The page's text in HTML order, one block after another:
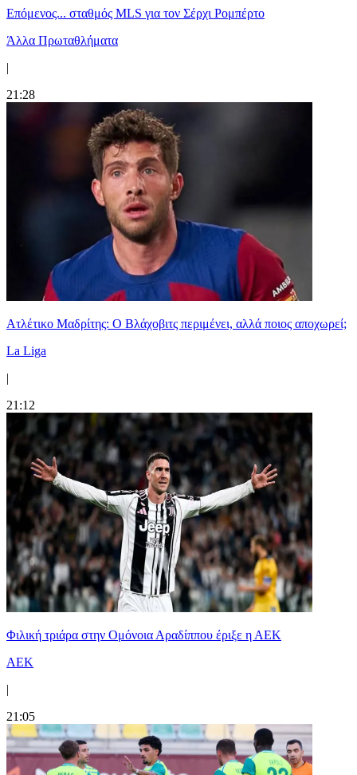
Επόμενος... σταθμός MLS για τον Σέρχι Ρομπέρτο
Άλλα Πρωταθλήματα
|
21:28
Ατλέτικο Μαδρίτης: Ο Βλάχοβιτς περιμένει, αλλά ποιος αποχωρεί;
La Liga
|
21:12
Φιλική τριάρα στην Ομόνοια Αραδίππου έριξε η ΑΕΚ
ΑΕΚ
|
21:05